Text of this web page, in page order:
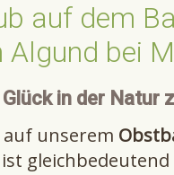
auf dem
Algund bei
Glück in der Natur
unserem